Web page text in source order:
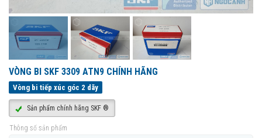
VÒNG BI SKF 3309 ATN9 CHÍNH HÃNG
Vòng bi tiếp xúc góc 2 dãy
Sản phẩm chính hãng SKF ®
Thông số sản phẩm